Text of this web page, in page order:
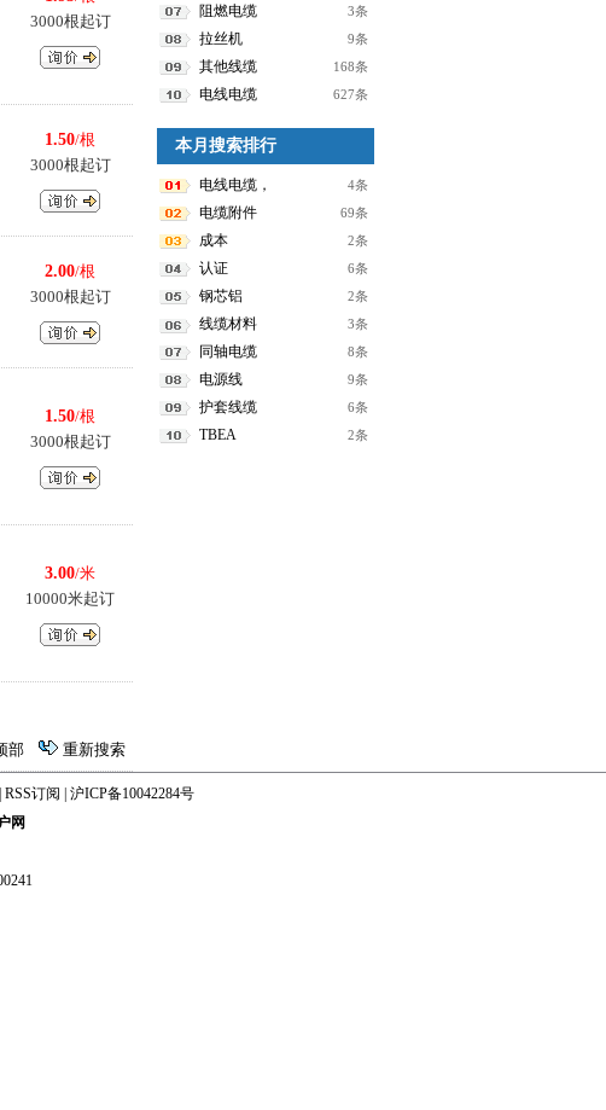
3000根起订
1.50/根
3000根起订
2.00/根
3000根起订
1.50/根
3000根起订
3.00/米
10000米起订
部 重新搜索
3条
阻燃电缆
9条
拉丝机
168条
其他线缆
627条
电线电缆
本月搜索排行
4条
电线电缆，
69条
电缆附件
2条
成本
6条
认证
2条
钢芯铝
3条
线缆材料
8条
同轴电缆
9条
电源线
6条
护套线缆
2条
TBEA
RSS订阅
沪ICP备10042284号
网